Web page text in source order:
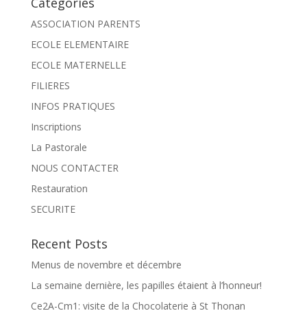
ASSOCIATION PARENTS
ECOLE ELEMENTAIRE
ECOLE MATERNELLE
FILIERES
INFOS PRATIQUES
Inscriptions
La Pastorale
NOUS CONTACTER
Restauration
SECURITE
Recent Posts
Menus de novembre et décembre
La semaine dernière, les papilles étaient à l’honneur!
Ce2A-Cm1: visite de la Chocolaterie à St Thonan